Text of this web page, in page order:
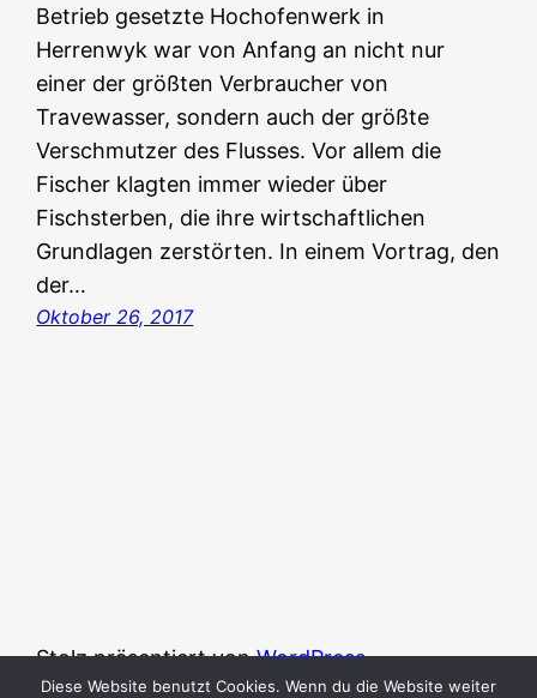
Betrieb gesetzte Hochofenwerk in
Herrenwyk war von Anfang an nicht nur
einer der größten Verbraucher von
Travewasser, sondern auch der größte
Verschmutzer des Flusses. Vor allem die
Fischer klagten immer wieder über
Fischsterben, die ihre wirtschaftlichen
Grundlagen zerstörten. In einem Vortrag, den
der…
Oktober 26, 2017
Stolz präsentiert vonWordPress
Diese Website benutzt Cookies. Wenn du die Website weiter